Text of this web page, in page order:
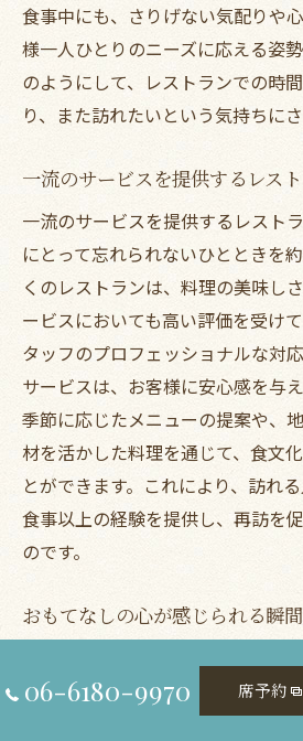
食事中にも、さりげない気配りや
様一人ひとりのニーズに応える姿
のようにして、レストランでの時
り、また訪れたいという気持ちにさ
一流のサービスを提供するレス
一流のサービスを提供するレスト
にとって忘れられないひとときを
くのレストランは、料理の美味し
ービスにおいても高い評価を受け
タッフのプロフェッショナルな対
サービスは、お客様に安心感を与
季節に応じたメニューの提案や、
材を活かした料理を通じて、食文
とができます。これにより、訪れ
食事以上の経験を提供し、再訪を
のです。
おもてなしの心が感じられる瞬間
千林駅付近のレストランでは、お
じられる瞬間が数多くあります。
変わる季節の食材を活かした特別
06-6180-9970 席予約